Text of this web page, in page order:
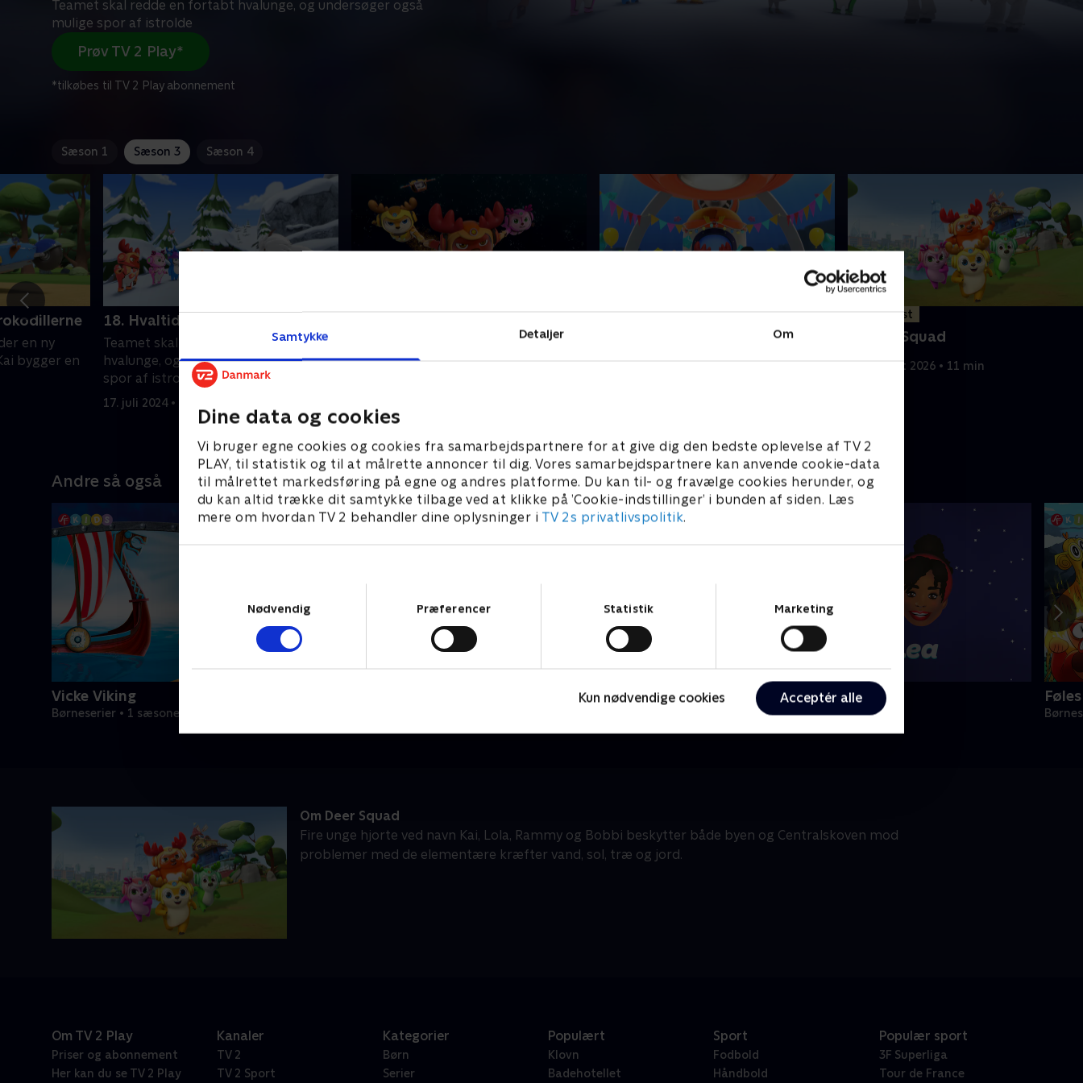
Samtykke Detaljer Om
Dine data og cookies
Vi bruger egne cookies og cookies fra samarbejdspartnere for at give dig den bedste oplevelse af TV 2
PLAY, til statistik og til at målrette annoncer til dig. Vores samarbejdspartnere kan anvende cookie-data
til målrettet markedsføring på egne og andres platforme. Du kan til- og fravælge cookies herunder, og
du kan altid trække dit samtykke tilbage ved at klikke på ’Cookie-indstillinger’ i bunden af siden. Læs
mere om hvordan TV 2 behandler dine oplysninger i TV 2s privatlivspolitik.
Nødvendig
Præferencer Statistik Marketing
Kun nødvendige cookies Acceptér alle
Teamet skal redde en fortabt hvalunge, og undersøger også
mulige spor af istrolde
Prøv TV 2 Play*
*tilkøbes til TV 2 Play abonnement
Sæson 1 Sæson 3 Sæson 4
en ny
bygger en
18. Hvaltid
Teamet skal redde en fortabt
hvalunge, og undersøger også mulige
spor af istrolde
17. juli 2024 • 23 min
Kai finder en video af et "havmonster".
Stål og Fluffpot besøger teamets
29. august
1. Deer Squad
29. august 2026 • 11 min
Andre så også
Vicke Viking
Børneserier • 1 sæsoner
Miniteve: Musikinstrumenter Olly & Lea
Børneserier • 1 sæsoner
Om Deer Squad
Fire unge hjorte ved navn Kai, Lola, Rammy og Bobbi beskytter både byen og Centralskoven mod
problemer med de elementære kræfter vand, sol, træ og jord.
Om TV 2 Play
Priser og abonnement
Her kan du se TV 2 Play
Kanaler
TV 2
TV 2 Sport
Kategorier
Børn
Serier
Populært
Klovn
Badehotellet
Sport
Fodbold
Håndbold
Populær sport
3F Superliga
Tour de France